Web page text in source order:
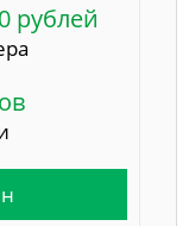
рублей